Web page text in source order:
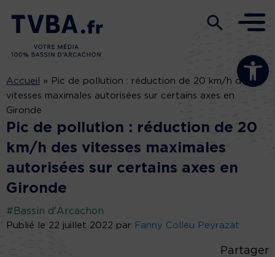
Ouvrir la
Accueil » Pic de pollution : réduction de 20 km/h des
vitesses maximales autorisées sur certains axes en
Gironde
Pic de pollution : réduction de 20
km/h des vitesses maximales
autorisées sur certains axes en
Gironde
#Bassin d'Arcachon
Publié le 22 juillet 2022 par Fanny Colleu Peyrazat
Partager